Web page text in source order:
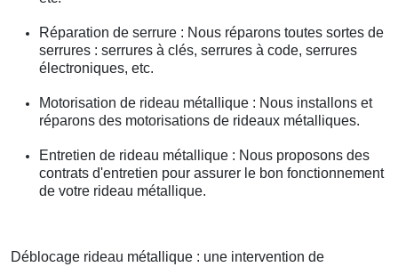
Réparation de serrure : Nous réparons toutes sortes de
serrures : serrures à clés, serrures à code, serrures
électroniques, etc.
Motorisation de rideau métallique : Nous installons et
réparons des motorisations de rideaux métalliques.
Entretien de rideau métallique : Nous proposons des
contrats d'entretien pour assurer le bon fonctionnement
de votre rideau métallique.
Déblocage rideau métallique : une intervention de